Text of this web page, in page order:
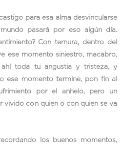
para esa alma desvincularse
pasará por eso algún día.
Con ternura, dentro del
ese momento siniestro, macabro,
toda tu angustia y tristeza, y
ese momento termine, pon fin al
por el anhelo, pero un
vivido con quien o con quien se va
los buenos momentos,